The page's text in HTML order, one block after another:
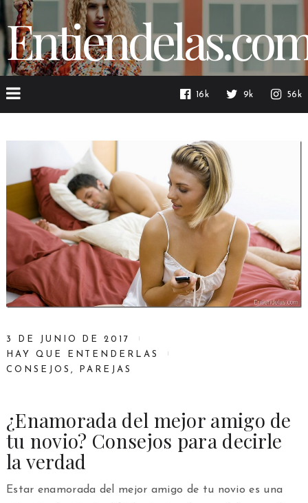
16k 9k 56k
3 DE JUNIO DE 2017
HAY QUE ENTENDERLAS
CONSEJOS , PAREJAS
¿Enamorada del mejor amigo de
tu novio? Consejos para decirle
la verdad
Estar enamorada del mejor amigo de tu novio es una